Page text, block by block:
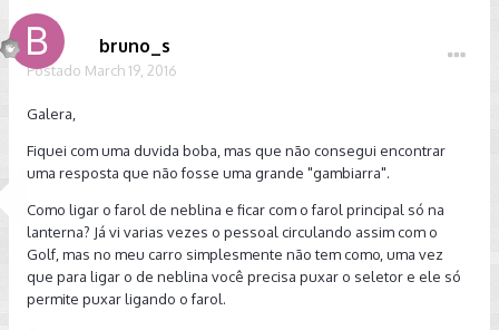
bruno_s
Postado March 19, 2016
Galera,
Fiquei com uma duvida boba, mas que não consegui encontrar
uma resposta que não fosse uma grande "gambiarra".
Como ligar o farol de neblina e ficar com o farol principal só na
lanterna? Já vi varias vezes o pessoal circulando assim com o
Golf, mas no meu carro simplesmente não tem como, uma vez
que para ligar o de neblina você precisa puxar o seletor e ele só
permite puxar ligando o farol.